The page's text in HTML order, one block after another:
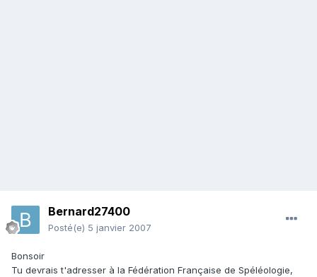
Bernard27400
Posté(e) 5 janvier 2007
Bonsoir
Tu devrais t'adresser à la Fédération Française de Spéléologie,